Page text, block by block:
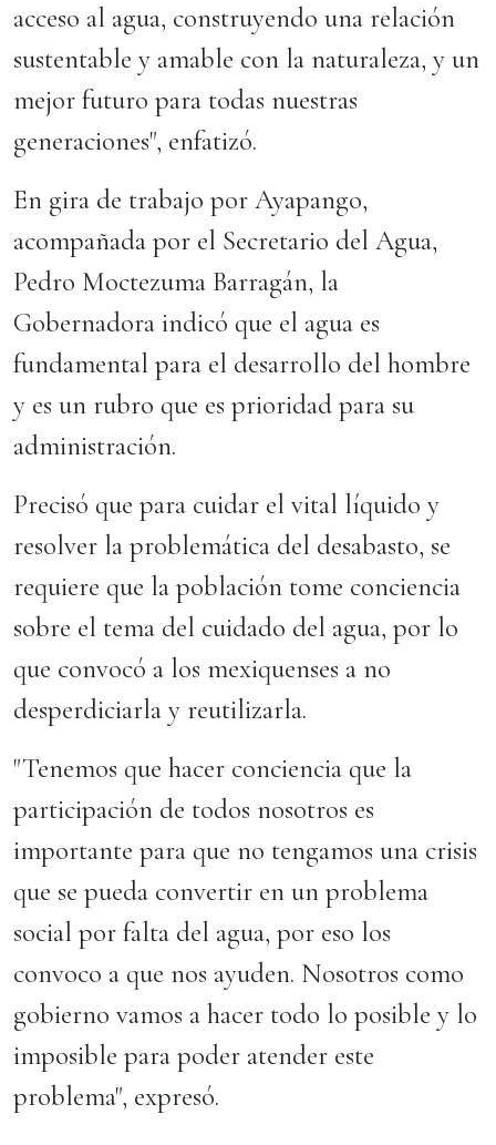
acceso al agua, construyendo una relación
sustentable y amable con la naturaleza, y un
mejor futuro para todas nuestras
generaciones", enfatizó.
En gira de trabajo por Ayapango,
acompañada por el Secretario del Agua,
Pedro Moctezuma Barragán, la
Gobernadora indicó que el agua es
fundamental para el desarrollo del hombre
y es un rubro que es prioridad para su
administración.
Precisó que para cuidar el vital líquido y
resolver la problemática del desabasto, se
requiere que la población tome conciencia
sobre el tema del cuidado del agua, por lo
que convocó a los mexiquenses a no
desperdiciarla y reutilizarla.
"Tenemos que hacer conciencia que la
participación de todos nosotros es
importante para que no tengamos una crisis
que se pueda convertir en un problema
social por falta del agua, por eso los
convoco a que nos ayuden. Nosotros como
gobierno vamos a hacer todo lo posible y lo
imposible para poder atender este
problema", expresó.